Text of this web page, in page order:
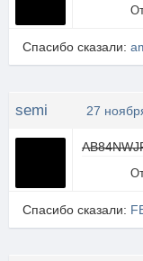
Спасибо сказали:
semi 27
Спасибо сказали: